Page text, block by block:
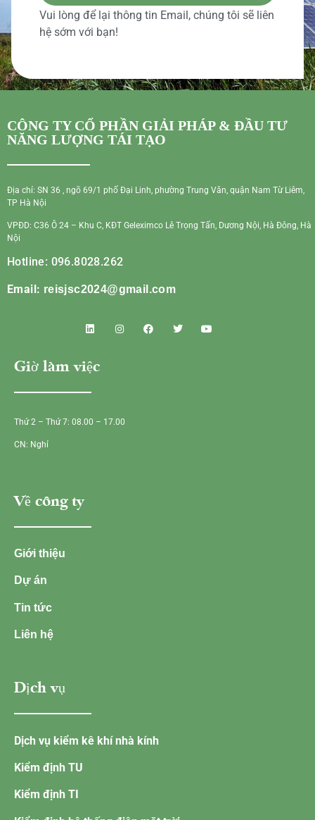
Vui lòng để lại thông tin Email, chúng tôi sẽ liên
hệ sớm với bạn!
CÔNG TY CỔ PHẦN GIẢI PHÁP & ĐẦU TƯ
NĂNG LƯỢNG TÁI TẠO
Địa chỉ: SN 36 , ngõ 69/1 phố Đại Linh, phường Trung Văn, quận Nam Từ Liêm,
TP Hà Nội
VPĐD: C36 Ô 24 – Khu C, KĐT Geleximco Lê Trọng Tấn, Dương Nội, Hà Đông, Hà
Nội
Hotline: 096.8028.262
Email: reisjsc2024@gmail.com
Giờ làm việc
Thứ 2 – Thứ 7: 08.00 – 17.00
CN: Nghỉ
Về công ty
Giới thiệu
Dự án
Tin tức
Liên hệ
Dịch vụ
Dịch vụ kiểm kê khí nhà kính
Kiểm định TU
Kiểm định TI